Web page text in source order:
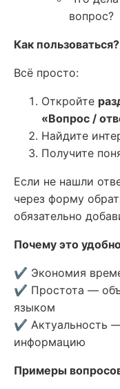
вопрос?
Как пользоваться?
Всё просто:
Откройте
«Вопрос /
Найдите
Получите
Если не нашли
через форму
обязательно
Почему это
✔ Экономия
✔ Простота —
языком
✔ Актуальность
информацию
Примеры